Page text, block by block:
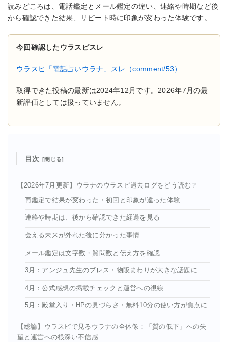
読みどころは、電話鑑定とメール鑑定の違い、連絡や時期など後
から確認できた結果、リピート時に印象が変わった体験です。
今回確認したウラスピスレ
ウラスピ「電話占いウラナ」スレ（comment/53）
取得できた投稿の最新は2024年12月です。2026年7月の最
新評価としては扱っていません。
目次
【2026年7月更新】ウラナのウラスピ過去ログをどう読む？
再鑑定で結果が変わった・初回と印象が違った体験
連絡や時期は、後から確認できた経過を見る
会える未来が外れた後に分かった事情
メール鑑定は文字数・質問数と伝え方を確認
3月：アンジュ先生のブレス・物販まわりが大きな話題に
4月：公式感想の掲載チェックと運営への視線
5月：殿堂入り・HPの見づらさ・無料10分の使い方が焦点に
【総論】ウラスピで見るウラナの全体像：「質の低下」への失
望と運営への根深い不信感